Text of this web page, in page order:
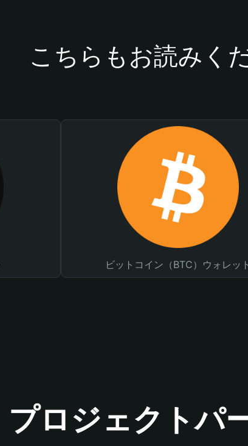
こちらもお読みく
ビットコイン（BTC）ウォレット
プロジェクトパ